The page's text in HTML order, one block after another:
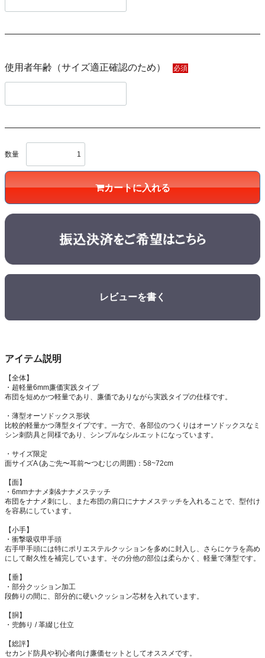
使用者年齢（サイズ適正確認のため） 必須
数量
カートに入れる
レビューを書く
アイテム説明
【全体】
・超軽量6mm廉価実践タイプ
布団を短めかつ軽量であり、廉価でありながら実践タイプの仕様です。
・薄型オーソドックス形状
比較的軽量かつ薄型タイプです。一方で、各部位のつくりはオーソドックスなミ
シン刺防具と同様であり、シンプルなシルエットになっています。
・サイズ限定
面サイズA (あご先〜耳前〜つむじの周囲)：58~72cm
【面】
・6mmナナメ刺&ナナメステッチ
布団をナナメ刺にし、また布団の肩口にナナメステッチを入れることで、型付け
を容易にしています。
【小手】
・衝撃吸収甲手頭
右手甲手頭には特にポリエステルクッションを多めに封入し、さらにケラを高め
にして耐久性を補完しています。その分他の部位は柔らかく、軽量で薄型です。
【垂】
・部分クッション加工
段飾りの間に、部分的に硬いクッション芯材を入れています。
【胴】
・兜飾り / 革綴じ仕立
【総評】
セカンド防具や初心者向け廉価セットとしてオススメです。